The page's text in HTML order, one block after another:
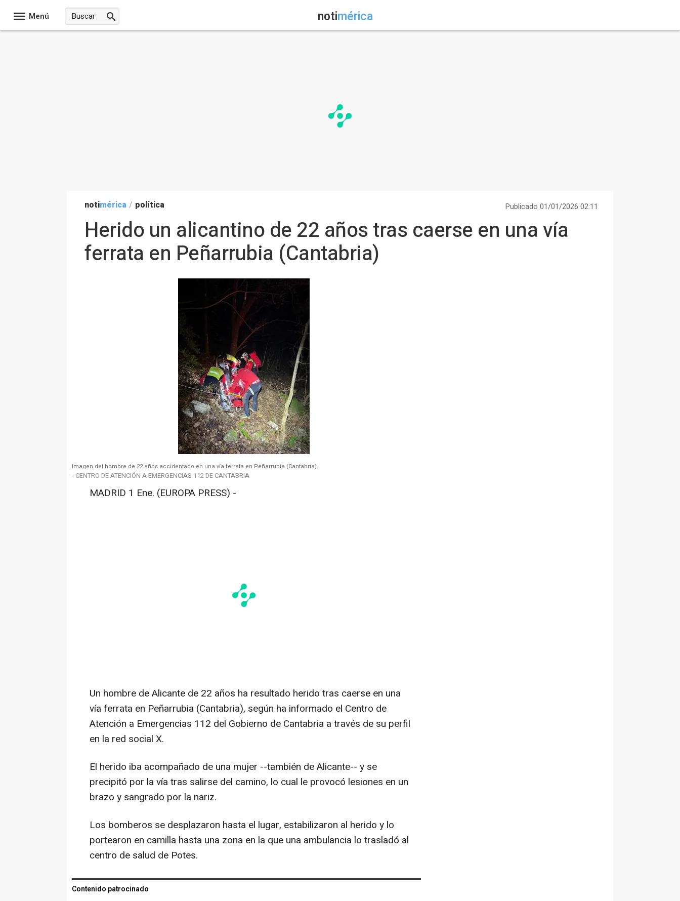
Menú notimérica
notimérica / política Publicado 01/01/2026 02:11
Herido un alicantino de 22 años tras caerse en una vía
ferrata en Peñarrubia (Cantabria)
Imagen del hombre de 22 años accidentado en una vía ferrata en Peñarrubia (Cantabria).
- CENTRO DE ATENCIÓN A EMERGENCIAS 112 DE CANTABRIA
MADRID 1 Ene. (EUROPA PRESS) -
Un hombre de Alicante de 22 años ha resultado herido tras caerse en una
vía ferrata en Peñarrubia (Cantabria), según ha informado el Centro de
Atención a Emergencias 112 del Gobierno de Cantabria a través de su perfil
en la red social X.
El herido iba acompañado de una mujer --también de Alicante-- y se
precipitó por la vía tras salirse del camino, lo cual le provocó lesiones en un
brazo y sangrado por la nariz.
Los bomberos se desplazaron hasta el lugar, estabilizaron al herido y lo
portearon en camilla hasta una zona en la que una ambulancia lo trasladó al
centro de salud de Potes.
Contenido patrocinado